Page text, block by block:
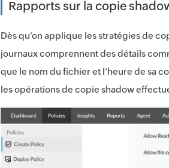
Rapports sur la copie
Dès qu’on applique les stratégies de
journaux comprennent des détails
que le nom du fichier et l’heure de sa
les opérations de copie shadow